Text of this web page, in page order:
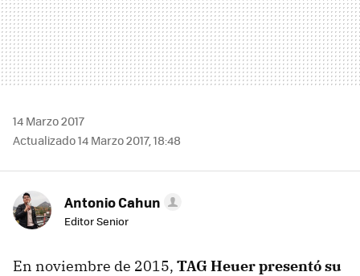
14 Marzo 2017
Actualizado 14 Marzo 2017, 18:48
Antonio Cahun
Editor Senior
En noviembre de 2015, TAG Heuer presentó su